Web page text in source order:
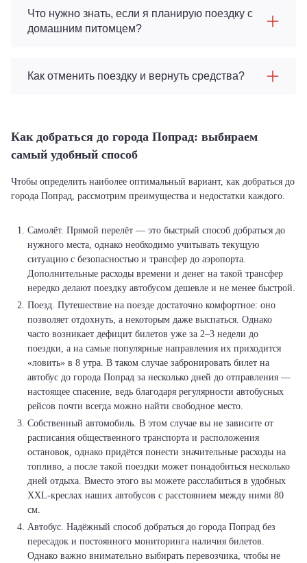
Что нужно знать, если я планирую поездку с
домашним питомцем?
Как отменить поездку и вернуть средства?
Как добраться до города Попрад: выбираем
самый удобный способ
Чтобы определить наиболее оптимальный вариант, как добраться до
города Попрад, рассмотрим преимущества и недостатки каждого.
Самолёт. Прямой перелёт — это быстрый способ добраться до
нужного места, однако необходимо учитывать текущую
ситуацию с безопасностью и трансфер до аэропорта.
Дополнительные расходы времени и денег на такой трансфер
нередко делают поездку автобусом дешевле и не менее быстрой.
Поезд. Путешествие на поезде достаточно комфортное: оно
позволяет отдохнуть, а некоторым даже выспаться. Однако
часто возникает дефицит билетов уже за 2–3 недели до
поездки, а на самые популярные направления их приходится
«ловить» в 8 утра. В таком случае забронировать билет на
автобус до города Попрад за несколько дней до отправления —
настоящее спасение, ведь благодаря регулярности автобусных
рейсов почти всегда можно найти свободное место.
Собственный автомобиль. В этом случае вы не зависите от
расписания общественного транспорта и расположения
остановок, однако придётся понести значительные расходы на
топливо, а после такой поездки может понадобиться несколько
дней отдыха. Вместо этого вы можете расслабиться в удобных
XXL-креслах наших автобусов с расстоянием между ними 80
см.
Автобус. Надёжный способ добраться до города Попрад без
пересадок и постоянного мониторинга наличия билетов.
Однако важно внимательно выбирать перевозчика, чтобы не